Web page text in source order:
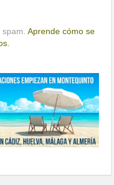
spam.Aprende cómo se